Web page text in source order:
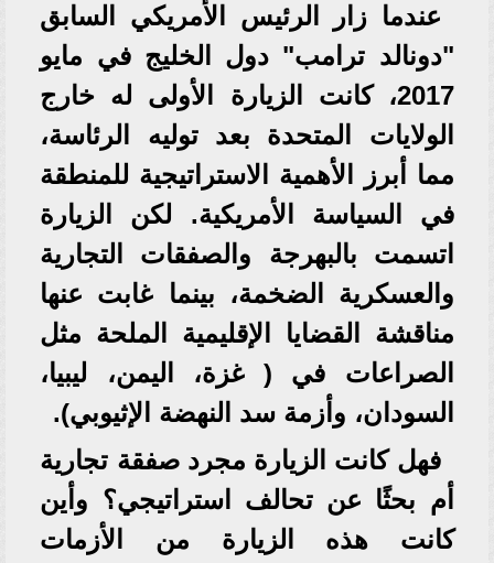
عندما زار الرئيس الأمريكي السابق
"دونالد ترامب" دول الخليج في مايو
2017، كانت الزيارة الأولى له خارج
الولايات المتحدة بعد توليه الرئاسة،
مما أبرز الأهمية الاستراتيجية للمنطقة
في السياسة الأمريكية. لكن الزيارة
اتسمت بالبهرجة والصفقات التجارية
والعسكرية الضخمة، بينما غابت عنها
مناقشة القضايا الإقليمية الملحة مثل
الصراعات في ( غزة، اليمن، ليبيا،
السودان، وأزمة سد النهضة الإثيوبي).
فهل كانت الزيارة مجرد صفقة تجارية
أم بحثًا عن تحالف استراتيجي؟ وأين
كانت هذه الزيارة من الأزمات